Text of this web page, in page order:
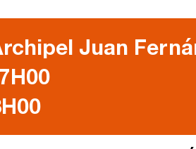
Juan